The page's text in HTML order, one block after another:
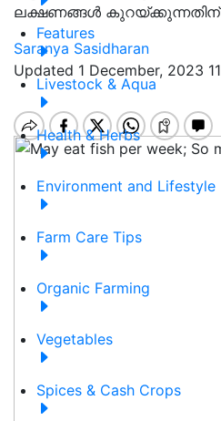
Features
Livestock & Aqua
Health & Herbs
Environment and Lifestyle
Farm Care Tips
Organic Farming
Vegetables
Spices & Cash Crops
ലക്ഷണങ്ങൾ
Saranya Sasidharan
Updated 1 December, 2023